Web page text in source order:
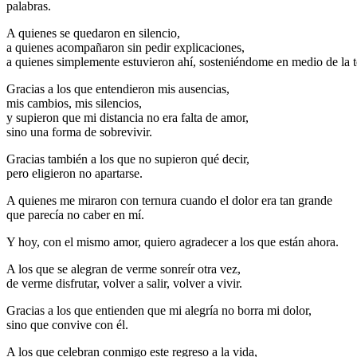
palabras.
A quienes se quedaron en silencio,
a quienes acompañaron sin pedir explicaciones,
a quienes simplemente estuvieron ahí, sosteniéndome en medio de la
Gracias a los que entendieron mis ausencias,
mis cambios, mis silencios,
y supieron que mi distancia no era falta de amor,
sino una forma de sobrevivir.
Gracias también a los que no supieron qué decir,
pero eligieron no apartarse.
A quienes me miraron con ternura cuando el dolor era tan grande
que parecía no caber en mí.
Y hoy, con el mismo amor, quiero agradecer a los que están ahora.
A los que se alegran de verme sonreír otra vez,
de verme disfrutar, volver a salir, volver a vivir.
Gracias a los que entienden que mi alegría no borra mi dolor,
sino que convive con él.
A los que celebran conmigo este regreso a la vida,